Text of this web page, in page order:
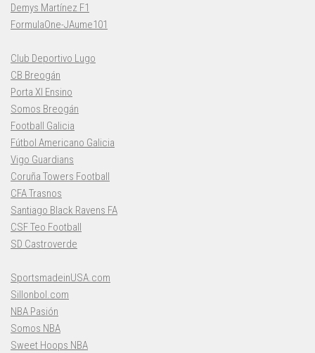
Demys Martínez F1
FormulaOne-JAume101
Club Deportivo Lugo
CB Breogán
Porta XI Ensino
Somos Breogán
Football Galicia
Fútbol Americano Galicia
Vigo Guardians
Coruña Towers Football
CFA Trasnos
Santiago Black Ravens FA
CSF Teo Football
SD Castroverde
SportsmadeinUSA.com
Sillonbol.com
NBA Pasión
Somos NBA
Sweet Hoops NBA